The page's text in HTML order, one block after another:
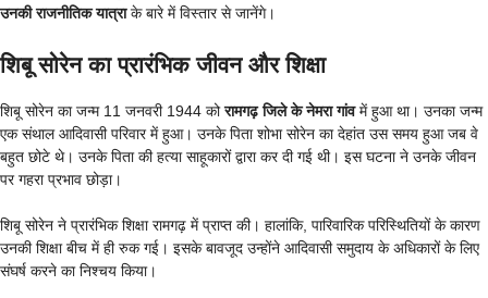
उनकी राजनीतिक यात्राके बारे में विस्तार से जानेंगे।
शिबू सोरेन का प्रारंभिक जीवन और शिक्षा
शिबू सोरेन का जन्म 11 जनवरी 1944 कोरामगढ़ जिले के नेमरा गांवमें हुआ था। उनका जन्म
एक संथाल आदिवासी परिवार में हुआ। उनके पिता शोभा सोरेन का देहांत उस समय हुआ जब वे
बहुत छोटे थे। उनके पिता की हत्या साहूकारों द्वारा कर दी गई थी। इस घटना ने उनके जीवन
पर गहरा प्रभाव छोड़ा।
शिबू सोरेन ने प्रारंभिक शिक्षा रामगढ़ में प्राप्त की। हालांकि, पारिवारिक परिस्थितियों के कारण
उनकी शिक्षा बीच में ही रुक गई। इसके बावजूद उन्होंने आदिवासी समुदाय के अधिकारों के लिए
संघर्ष करने का निश्चय किया।